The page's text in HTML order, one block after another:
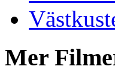
Mer